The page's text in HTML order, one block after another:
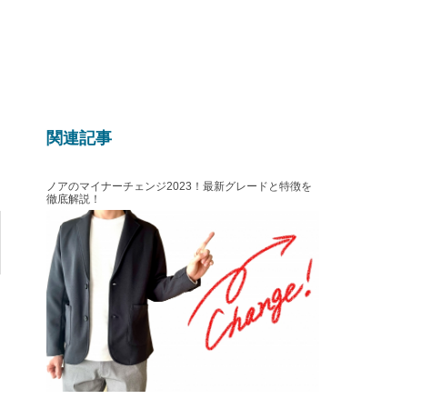
関連記事
ノアのマイナーチェンジ2023！最新グレードと特徴を
徹底解説！